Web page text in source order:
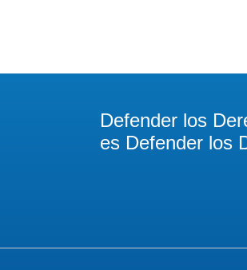
Defender los
es Defender los